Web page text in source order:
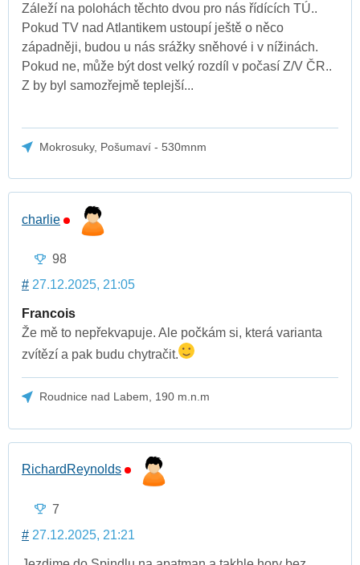
Záleží na polohách těchto dvou pro nás řídících TÚ..
Pokud TV nad Atlantikem ustoupí ještě o něco
západněji, budou u nás srážky sněhové i v nížinách.
Pokud ne, může být dost velký rozdíl v počasí Z/V ČR..
Z by byl samozřejmě teplejší...
Mokrosuky, Pošumaví - 530mnm
charlie
98
# 27.12.2025, 21:05
Francois
Že mě to nepřekvapuje. Ale počkám si, která varianta
zvítězí a pak budu chytračit.
Roudnice nad Labem, 190 m.n.m
RichardReynolds
7
# 27.12.2025, 21:21